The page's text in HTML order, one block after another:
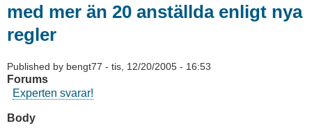
med mer än 20 anställda enligt nya
regler
Published by bengt77 - tis, 12/20/2005 - 16:53
Forums
Experten svarar!
Body